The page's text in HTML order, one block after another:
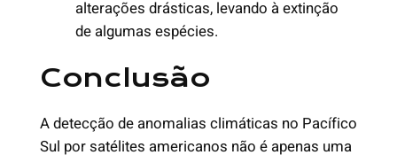
alterações drásticas, levando à extinção
de algumas espécies.
Conclusão
A detecção de anomalias climáticas no Pacífico
Sul por satélites americanos não é apenas uma